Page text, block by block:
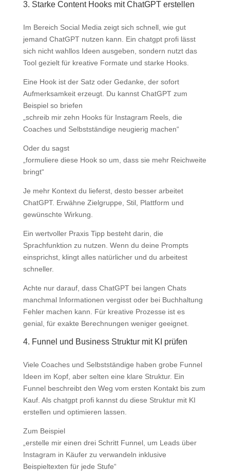
3. Starke Content Hooks mit ChatGPT erstellen
Im Bereich Social Media zeigt sich schnell, wie gut
jemand ChatGPT nutzen kann. Ein chatgpt profi lässt
sich nicht wahllos Ideen ausgeben, sondern nutzt das
Tool gezielt für kreative Formate und starke Hooks.
Eine Hook ist der Satz oder Gedanke, der sofort
Aufmerksamkeit erzeugt. Du kannst ChatGPT zum
Beispiel so briefen
„schreib mir zehn Hooks für Instagram Reels, die
Coaches und Selbstständige neugierig machen“
Oder du sagst
„formuliere diese Hook so um, dass sie mehr Reichweite
bringt“
Je mehr Kontext du lieferst, desto besser arbeitet
ChatGPT. Erwähne Zielgruppe, Stil, Plattform und
gewünschte Wirkung.
Ein wertvoller Praxis Tipp besteht darin, die
Sprachfunktion zu nutzen. Wenn du deine Prompts
einsprichst, klingt alles natürlicher und du arbeitest
schneller.
Achte nur darauf, dass ChatGPT bei langen Chats
manchmal Informationen vergisst oder bei Buchhaltung
Fehler machen kann. Für kreative Prozesse ist es
genial, für exakte Berechnungen weniger geeignet.
4. Funnel und Business Struktur mit KI prüfen
Viele Coaches und Selbstständige haben grobe Funnel
Ideen im Kopf, aber selten eine klare Struktur. Ein
Funnel beschreibt den Weg vom ersten Kontakt bis zum
Kauf. Als chatgpt profi kannst du diese Struktur mit KI
erstellen und optimieren lassen.
Zum Beispiel
„erstelle mir einen drei Schritt Funnel, um Leads über
Instagram in Käufer zu verwandeln inklusive
Beispieltexten für jede Stufe“